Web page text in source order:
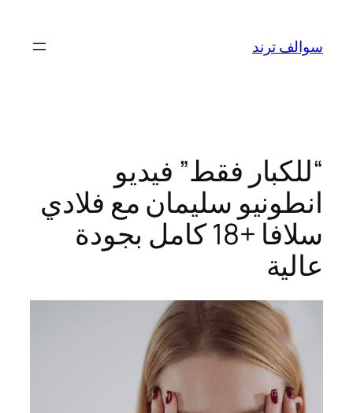
المحتوى
سوالف ترند
“للكبار فقط” فيديو
انطونيو سليمان مع فلادي
سلافا +18 كامل بجودة
عالية